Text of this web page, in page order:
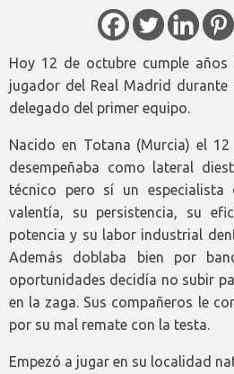
Hoy 12 de octubre cumple años
jugador del Real Madrid
delegado del primer equipo.
Nacido en Totana (Murcia) el
desempeñaba como lateral
técnico pero sí un especialista
valentía, su persistencia, su
potencia y su labor industrial
Además doblaba bien por
oportunidades decidía no subir
en la zaga. Sus compañeros le
por su mal remate con la testa.
Empezó a jugar en su localidad